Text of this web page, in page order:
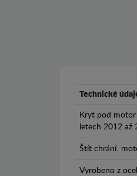
Technické
Kryt pod motor
letech 2012 až
Štít chrání:
Vyrobeno z